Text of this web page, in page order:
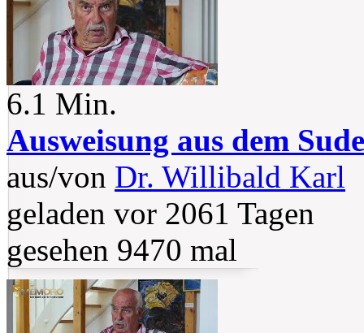
6.1 Min.
Ausweisung aus dem
aus/von Dr. Willibald Karl
geladen vor 2061 Tagen
gesehen 9470 mal